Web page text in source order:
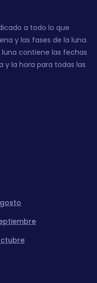
a todo lo que
y las fases de la luna.
contiene las fechas
y la hora para todas las